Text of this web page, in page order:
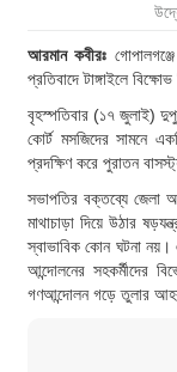
আরমান কবীরঃ
প্রতিবাদে টাঙ্গাইলে
বৃহস্পতিবার (১৭ জুলাই)
কোর্ট মসজিদের সামনে
প্রদক্ষিণ করে পুরাতন
সভাপতির বক্তব্যে জেলা
মাথাচাড়া দিয়ে উঠার
স্বাভাবিক কোন ঘটনা নয়।
আন্দোলনের সহকর্মীদের
গণআন্দোলন গড়ে তুলার